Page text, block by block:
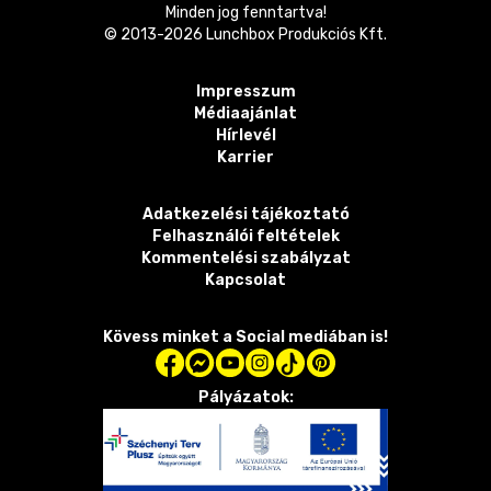
Minden jog fenntartva!
© 2013-2026 Lunchbox Produkciós Kft.
Impresszum
Médiaajánlat
Hírlevél
Karrier
Adatkezelési tájékoztató
Felhasználói feltételek
Kommentelési szabályzat
Kapcsolat
Kövess minket a Social mediában is!
Pályázatok: